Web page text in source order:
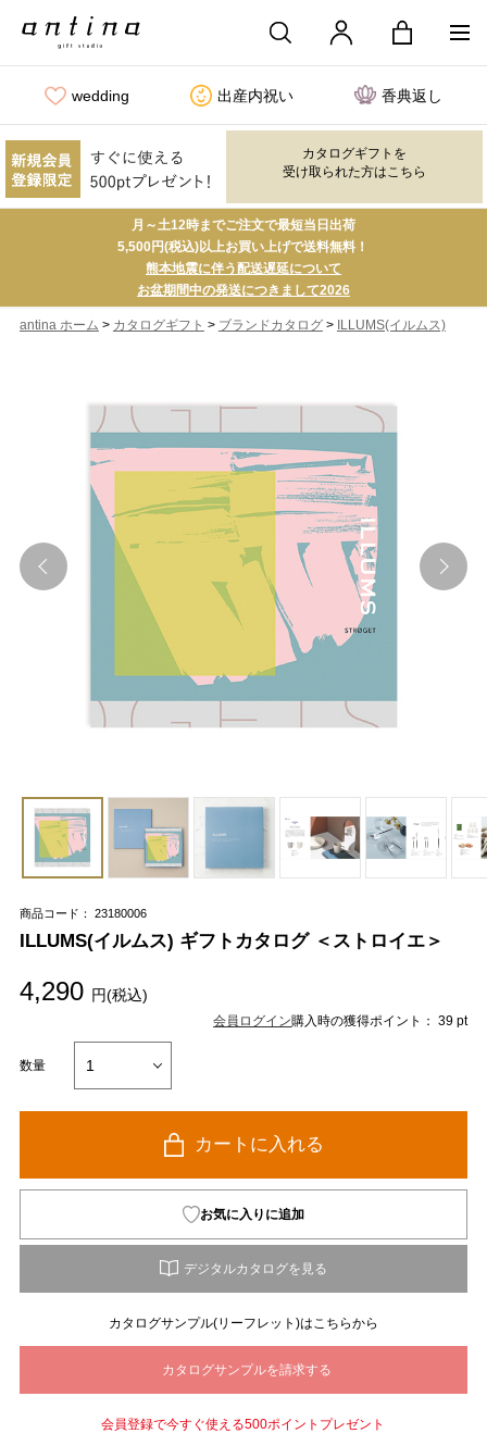
wedding 出産内祝い 香典返し
カタログギフトを
受け取られた方はこちら
月～土12時までご注文で最短当日出荷
5,500円(税込)以上お買い上げで送料無料！
熊本地震に伴う配送遅延について
お盆期間中の発送につきまして2026
antina ホーム > カタログギフト > ブランドカタログ> ILLUMS(イルムス)
商品コード： 23180006
ILLUMS(イルムス) ギフトカタログ ＜ストロイエ＞
4,290 円(税込)
会員ログイン購入時の獲得ポイント： 39 pt
数量
カートに入れる
お気に入りに追加
カタログサンプル(リーフレット)はこちらから
会員登録で今すぐ使える500ポイントプレゼント